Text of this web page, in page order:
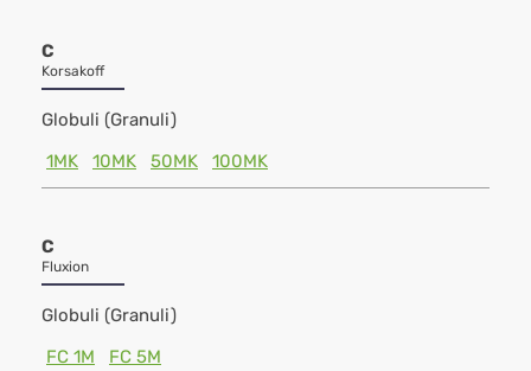
C
Korsakoff
Globuli (Granuli)
1MK
10MK 50MK 100MK
C
Fluxion
Globuli (Granuli)
FC 1M
FC 5M